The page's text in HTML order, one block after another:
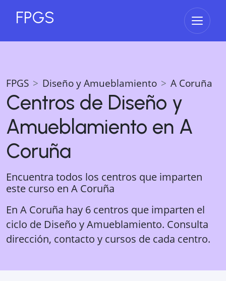
FPGS Abrir
FPGS Diseño y Amueblamiento A Coruña
Centros de Diseño y
Amueblamiento en A
Coruña
Encuentra todos los centros que imparten
este curso en A Coruña
En A Coruña hay 6 centros que imparten el
ciclo de Diseño y Amueblamiento. Consulta
dirección, contacto y cursos de cada centro.